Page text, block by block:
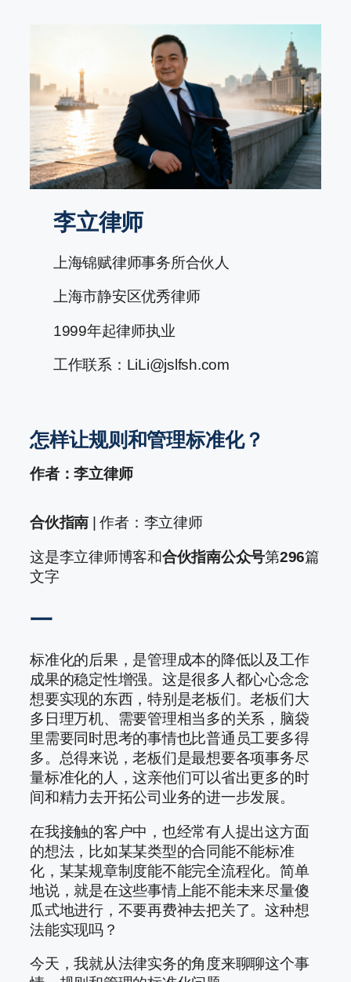
李立律师
上海锦赋律师事务所合伙人
上海市静安区优秀律师
1999年起律师执业
工作联系：LiLi@jslfsh.com
怎样让规则和管理标准化？
作者：李立律师
合伙指南 | 作者：李立律师
这是李立律师博客和合伙指南公众号第296篇
文字
一
标准化的后果，是管理成本的降低以及工作
成果的稳定性增强。这是很多人都心心念念
想要实现的东西，特别是老板们。老板们大
多日理万机、需要管理相当多的关系，脑袋
里需要同时思考的事情也比普通员工要多得
多。总得来说，老板们是最想要各项事务尽
量标准化的人，这亲他们可以省出更多的时
间和精力去开拓公司业务的进一步发展。
在我接触的客户中，也经常有人提出这方面
的想法，比如某某类型的合同能不能标准
化，某某规章制度能不能完全流程化。简单
地说，就是在这些事情上能不能未来尽量傻
瓜式地进行，不要再费神去把关了。这种想
法能实现吗？
今天，我就从法律实务的角度来聊聊这个事